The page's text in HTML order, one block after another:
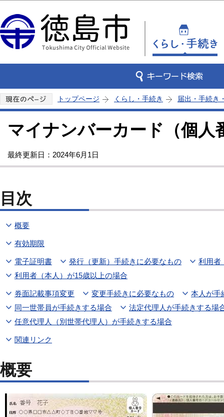
トップページ くらし・手続き 届出・手続き
マイナンバーカード（個人
最終更新日：2024年6月1日
目次
概要
有効期限
電子証明書 発行（更新）手続きに必要なもの
利用者
利用者（本人）が15歳以上の場合
券面記載事項変更 変更手続きに必要なもの
本人が手
同一世帯員が手続きする場合
法定代理人が手続きする場
任意代理人（別世帯代理人）が手続きする場合
関連リンク
概要